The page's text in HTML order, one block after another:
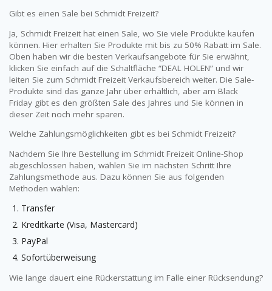
Gibt es einen Sale bei Schmidt Freizeit?
Ja, Schmidt Freizeit hat einen Sale, wo Sie viele Produkte kaufen
können. Hier erhalten Sie Produkte mit bis zu 50% Rabatt im Sale.
Oben haben wir die besten Verkaufsangebote für Sie erwähnt,
klicken Sie einfach auf die Schaltfläche “DEAL HOLEN” und wir
leiten Sie zum Schmidt Freizeit Verkaufsbereich weiter. Die Sale-
Produkte sind das ganze Jahr über erhältlich, aber am Black
Friday gibt es den größten Sale des Jahres und Sie können in
dieser Zeit noch mehr sparen.
Welche Zahlungsmöglichkeiten gibt es bei Schmidt Freizeit?
Nachdem Sie Ihre Bestellung im Schmidt Freizeit Online-Shop
abgeschlossen haben, wählen Sie im nächsten Schritt Ihre
Zahlungsmethode aus. Dazu können Sie aus folgenden
Methoden wählen:
Transfer
Kreditkarte (Visa, Mastercard)
PayPal
Sofortüberweisung
Wie lange dauert eine Rückerstattung im Falle einer Rücksendung?